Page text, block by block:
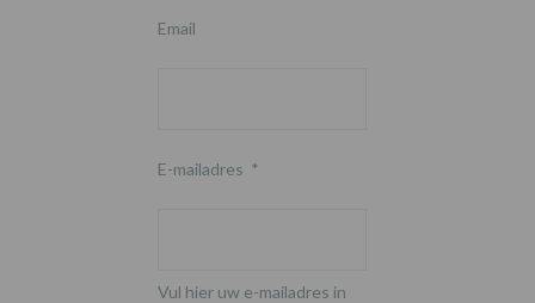
Email
E-mailadres *
Vul hier uw e-mailadres in